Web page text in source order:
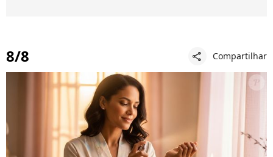
8/8 share Compartilhar